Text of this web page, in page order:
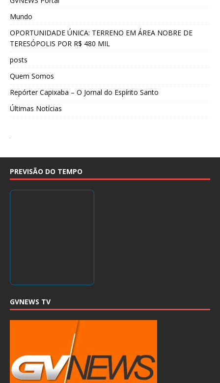
Mundo
OPORTUNIDADE ÚNICA: TERRENO EM ÁREA NOBRE DE
TERESÓPOLIS POR R$ 480 MIL
posts
Quem Somos
Repórter Capixaba – O Jornal do Espírito Santo
Últimas Notícias
PREVISÃO DO TEMPO
GVNEWS TV